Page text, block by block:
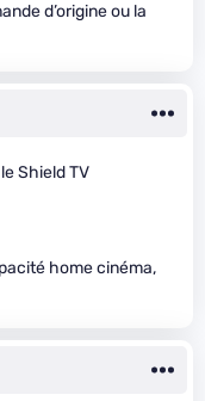
d’origine ou la
Shield TV
home cinéma,